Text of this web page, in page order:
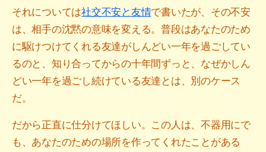
それについては社交不安と友情で書いたが、その不安
は、相手の沈黙の意味を変える。普段はあなたのため
に駆けつけてくれる友達がしんどい一年を過ごしてい
るのと、知り合ってからの十年間ずっと、なぜかしん
どい一年を過ごし続けている友達とは、別のケース
だ。
だから正直に仕分けてほしい。この人は、不器用にで
も、あなたのための場所を作ってくれたことがある